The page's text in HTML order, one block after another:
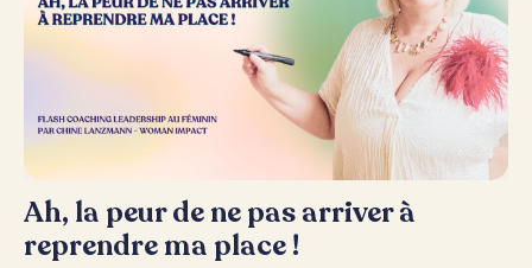
Ah, la peur de ne pas arriver à
reprendre ma place !